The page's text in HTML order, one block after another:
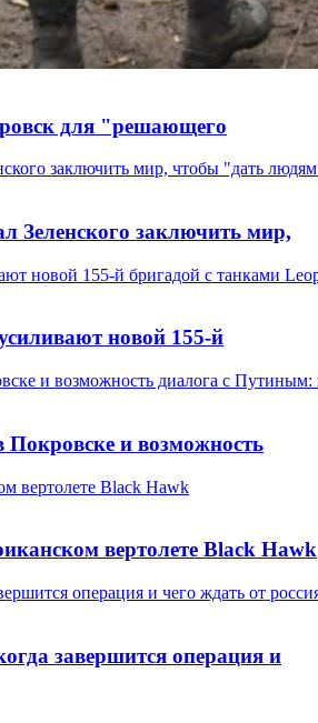
для "решающего
Зеленского заключить мир,
новой 155-й
и возможность
вертолете Black Hawk
завершится операция и